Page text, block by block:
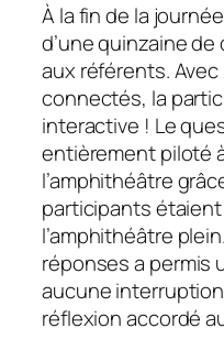
À la fin de la
d’une quinzaine
aux référents.
connectés, la
interactive ! Le
entièrement piloté
l’amphithéâtre
participants
l’amphithéâtre
réponses a permis
aucune
réflexion accordé